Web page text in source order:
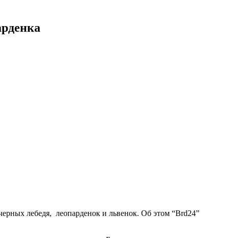
лебедя, леопарденок и львенок. Об этом “Brd24”